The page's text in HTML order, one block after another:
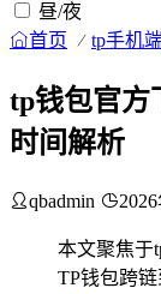
昼/夜
首页 tp手机
tp钱包官方
时间解析
qbadmin
本文聚焦于
TP钱包跨